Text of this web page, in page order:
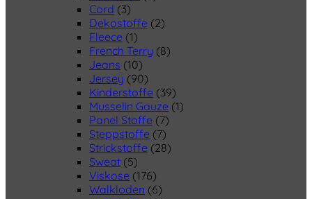
Cord (3)
Dekostoffe (2)
Fleece (1)
French Terry (8)
Jeans (10)
Jersey (90)
Kinderstoffe (39)
Musselin Gauze (1)
Panel Stoffe (7)
Steppstoffe (7)
Strickstoffe (28)
Sweat (5)
Viskose (176)
Walkloden (6)